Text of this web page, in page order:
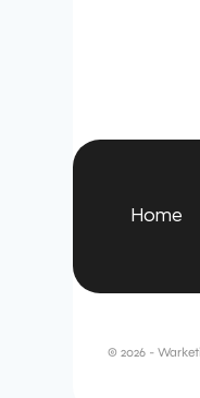
Home
© 2026 -